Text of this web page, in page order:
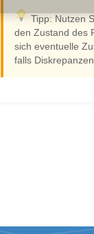
Tipp: Nutzen
den Zustand des
sich eventuelle
falls